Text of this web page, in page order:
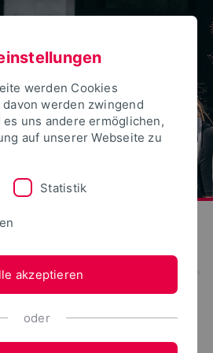
werden Cookies
werden zwingend
uns andere ermöglichen,
auf unserer Webseite zu
Statistik
akzeptieren
oder